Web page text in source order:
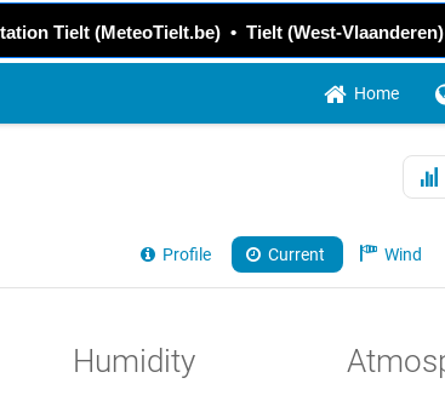
Tielt (MeteoTielt.be) • Tielt (West-Vlaanderen)